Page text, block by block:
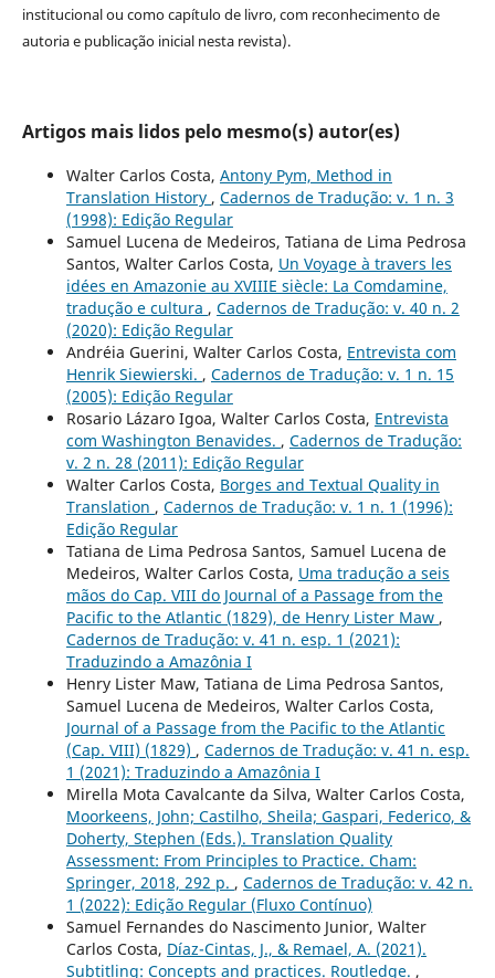
institucional ou como capítulo de livro, com reconhecimento de
autoria e publicação inicial nesta revista).
Artigos mais lidos pelo mesmo(s) autor(es)
Walter Carlos Costa, Antony Pym, Method in
Translation History , Cadernos de Tradução: v. 1 n. 3
(1998): Edição Regular
Samuel Lucena de Medeiros, Tatiana de Lima Pedrosa
Santos, Walter Carlos Costa, Un Voyage à travers les
idées en Amazonie au XVIIIE siècle: La Comdamine,
tradução e cultura , Cadernos de Tradução: v. 40 n. 2
(2020): Edição Regular
Andréia Guerini, Walter Carlos Costa, Entrevista com
Henrik Siewierski. , Cadernos de Tradução: v. 1 n. 15
(2005): Edição Regular
Rosario Lázaro Igoa, Walter Carlos Costa, Entrevista
com Washington Benavides. , Cadernos de Tradução:
v. 2 n. 28 (2011): Edição Regular
Walter Carlos Costa, Borges and Textual Quality in
Translation , Cadernos de Tradução: v. 1 n. 1 (1996):
Edição Regular
Tatiana de Lima Pedrosa Santos, Samuel Lucena de
Medeiros, Walter Carlos Costa, Uma tradução a seis
mãos do Cap. VIII do Journal of a Passage from the
Pacific to the Atlantic (1829), de Henry Lister Maw ,
Cadernos de Tradução: v. 41 n. esp. 1 (2021):
Traduzindo a Amazônia I
Henry Lister Maw, Tatiana de Lima Pedrosa Santos,
Samuel Lucena de Medeiros, Walter Carlos Costa,
Journal of a Passage from the Pacific to the Atlantic
(Cap. VIII) (1829) , Cadernos de Tradução: v. 41 n. esp.
1 (2021): Traduzindo a Amazônia I
Mirella Mota Cavalcante da Silva, Walter Carlos Costa,
Moorkeens, John; Castilho, Sheila; Gaspari, Federico, &
Doherty, Stephen (Eds.). Translation Quality
Assessment: From Principles to Practice. Cham:
Springer, 2018, 292 p. , Cadernos de Tradução: v. 42 n.
1 (2022): Edição Regular (Fluxo Contínuo)
Samuel Fernandes do Nascimento Junior, Walter
Carlos Costa, Díaz-Cintas, J., & Remael, A. (2021).
Subtitling: Concepts and practices. Routledge. ,